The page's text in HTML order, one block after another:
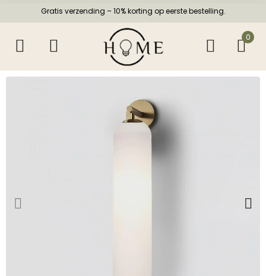
Gratis verzending – 10% korting op eerste bestelling.
0